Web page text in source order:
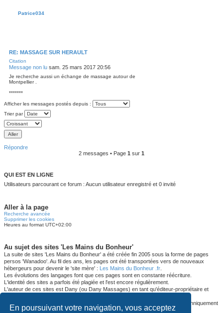
En poursuivant votre navigation, vous acceptez
Patrice034
RE: MASSAGE SUR HERAULT
Citation
Message non lu sam. 25 mars 2017 20:56
Je recherche aussi un échange de massage autour de
Montpellier .
*******
Afficher les messages postés depuis :
Trier par
Répondre
2 messages • Page 1 sur 1
QUI EST EN LIGNE
Utilisateurs parcourant ce forum : Aucun utilisateur enregistré et 0 invité
Aller à la page
Recherche avancée
Supprimer les cookies
Heures au format UTC+02:00
Au sujet des sites 'Les Mains du Bonheur'
La suite de sites 'Les Mains du Bonheur' a été créée fin 2005 sous la forme de pages
persos 'Wanadoo'. Au fil des ans, les pages ont été transportées vers de nouveaux
hébergeurs pour devenir le 'site mère' : Les Mains du Bonheur .fr
Les évolutions des langages font que ces pages sont en constante réécriture.
L'identité des sites a parfois été plagiée et l'est encore régulièrement.
L'auteur de ces sites est Dany (ou Dany Massages) en tant qu'éditeur-propriétaire et
Ce forum représente la suite logique en remplaçant l'ancien forum devenu techniquement
obsolète (forum.lesmainsdubonheur.org).